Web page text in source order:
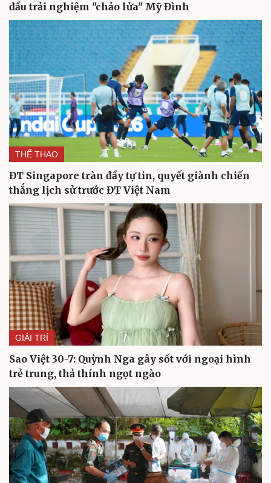
Du lịch
Tư vấn
Săn Tour
Podcast
Câu chuyện thời sự
Đọc truyện đêm khuya
Cửa sổ tình yêu
Kể chuyện cho bé
Hạt giống tâm hồn
đầu trải nghiệm "chảo lửa" Mỹ Đình
THỂ THAO
ĐT Singapore tràn đầy tự tin, quyết giành chiến
thắng lịch sử trước ĐT Việt Nam
GIẢI TRÍ
Sao Việt 30-7: Quỳnh Nga gây sốt với ngoại hình
trẻ trung, thả thính ngọt ngào